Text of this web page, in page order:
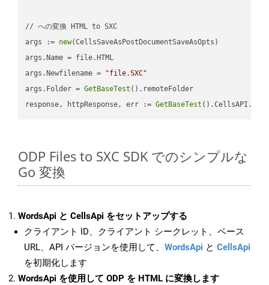
// への変換 HTML to SXC
args := new(CellsSaveAsPostDocumentSaveAsOpts)
args.Name = file.HTML
args.Newfilename =
"file.SXC"
args.Folder = GetBaseTest ().remoteFolder
response, httpResponse, err := GetBaseTest ().CellsAPI.
ODP Files to SXC SDK でのシンプルな
Go 変換
WordsApi と CellsApi をセットアップする
クライアント ID、クライアント シークレット、ベース
URL、API バージョンを使用して、 WordsApi と CellsApi
を初期化します
WordsApi を使用して ODP を HTML に変換します